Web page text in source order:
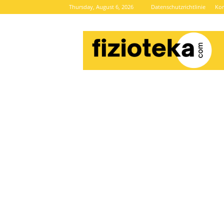
Thursday, August 6, 2026 Datenschutzrichtlinie
Brze
vijesti